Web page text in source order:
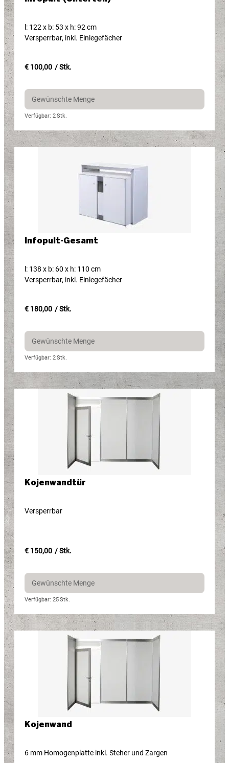
l: 122 x b: 53 x h: 92 cm
Versperrbar, inkl. Einlegefächer
€ 100,00 / Stk.
Verfügbar: 2Stk.
Infopult-Gesamt​
l: 138 x b: 60 x h: 110 cm
Versperrbar, inkl. Einlegefächer
€ 180,00 / Stk.
Verfügbar: 2Stk.
Kojenwandtür
Versperrbar
€ 150,00 / Stk.
Verfügbar: 25Stk.
Kojenwand
6 mm Homogenplatte inkl. Steher und Zargen